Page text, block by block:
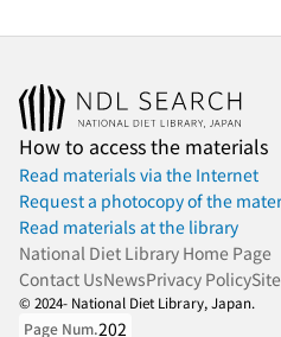
How to access the materials
Read materials via the Internet
Request a photocopy of the
Read materials at the library
National Diet Library Home Page
Contact UsNewsPrivacy Policy
© 2024- National Diet Library, Japan.
Page Num.202